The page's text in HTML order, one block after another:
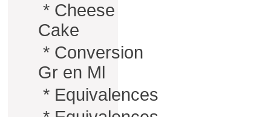
* Cheese
Cake
* Conversion
Gr en Ml
* Equivalences